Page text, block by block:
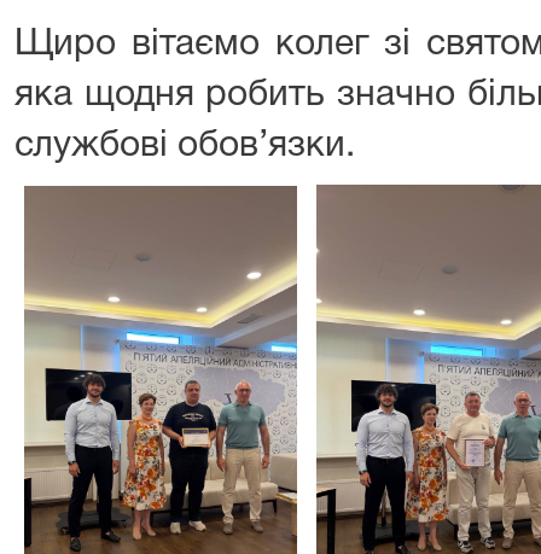
Щиро вітаємо колег зі
яка щодня робить значно
службові обов’язки.